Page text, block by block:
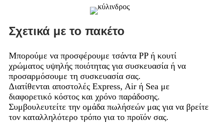
Σχετικά με το πακέτο
Μπορούμε να προσφέρουμε τσάντα PP ή κουτί
χρώματος υψηλής ποιότητας για συσκευασία ή να
προσαρμόσουμε τη συσκευασία σας.
Διατίθενται αποστολές Express, Air ή Sea με
διαφορετικό κόστος και χρόνο παράδοσης.
Συμβουλευτείτε την ομάδα πωλήσεών μας για να βρείτε
τον καταλληλότερο τρόπο για το προϊόν σας.